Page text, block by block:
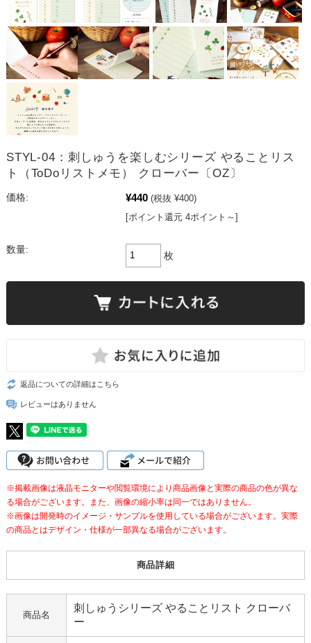
STYL-04：刺しゅうを楽しむシリーズ やることリス
ト（ToDoリストメモ） クローバー〔OZ〕
価格: ¥440 (税抜 ¥400)
[ポイント還元 4ポイント～]
数量:
枚
返品についての詳細はこちら
レビューはありません
※掲載画像は液晶モニターや閲覧環境により商品画像と実際の商品の色が異な
る場合がございます。また、画像の縮小率は同一ではありません。
※画像は開発時のイメージ・サンプルを使用している場合がございます。実際
の商品とはデザイン・仕様が一部異なる場合がございます。
商品詳細
商品名
刺しゅうシリーズ やることリスト クローバ
ー